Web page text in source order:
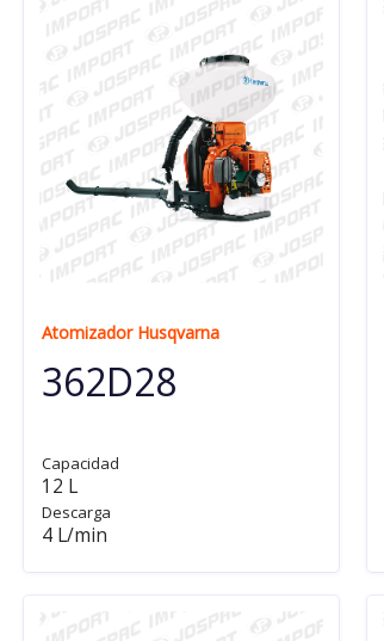
Atomizador Husqvarna
362D28
Capacidad
12 L
Descarga
4 L/min